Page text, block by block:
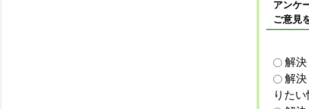
アンケ
ご意見
解
解
りた